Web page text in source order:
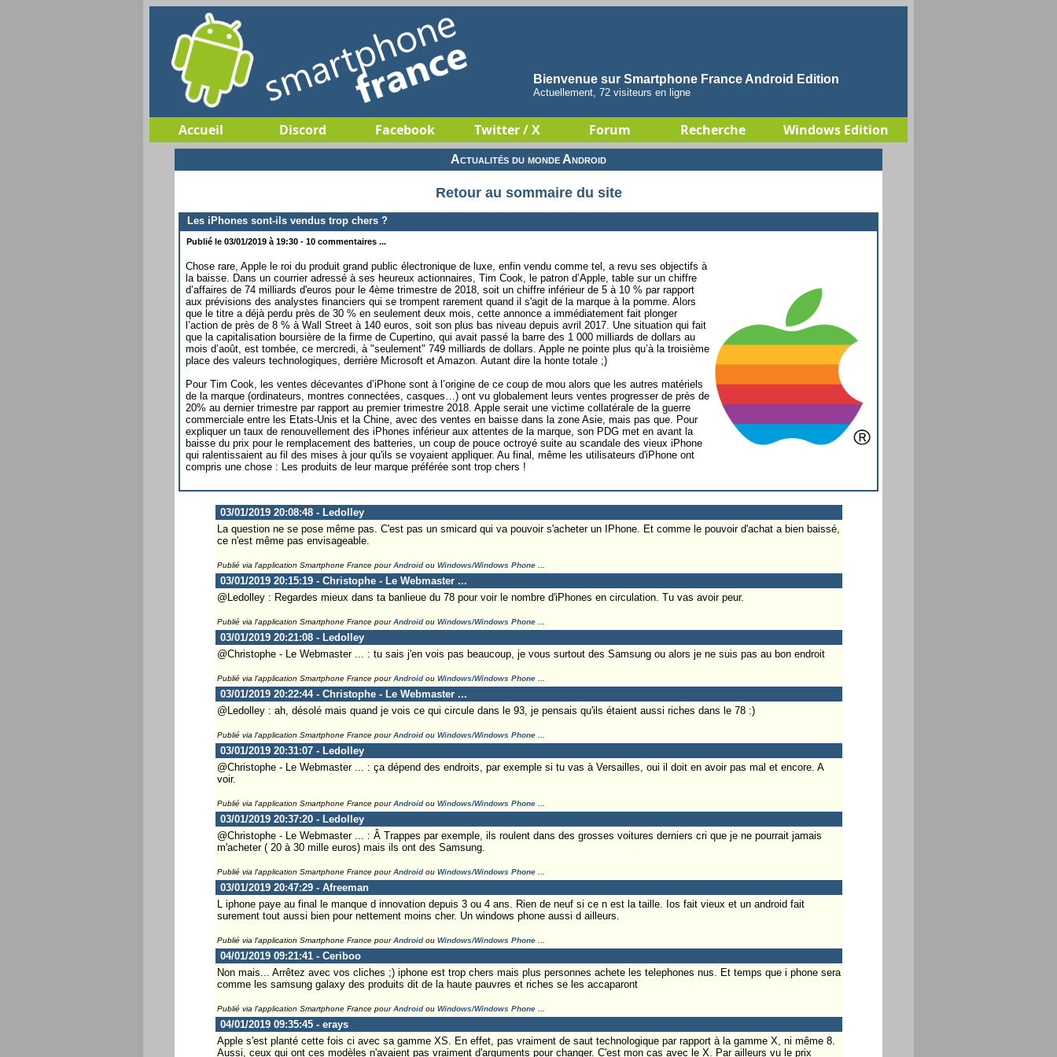
Bienvenue sur Smartphone France Android Edition
Actuellement, 72 visiteurs en ligne
Accueil Discord Facebook Twitter / X Forum Recherche Windows Edition
Actualités du monde Android
Retour au sommaire du site
Les iPhones sont-ils vendus trop chers ?
Publié le 03/01/2019 à 19:30 - 10 commentaires ...
Chose rare, Apple le roi du produit grand public électronique de luxe, enfin vendu comme tel, a revu ses objectifs à
la baisse. Dans un courrier adressé à ses heureux actionnaires, Tim Cook, le patron d’Apple, table sur un chiffre
d’affaires de 74 milliards d'euros pour le 4ème trimestre de 2018, soit un chiffre inférieur de 5 à 10 % par rapport
aux prévisions des analystes financiers qui se trompent rarement quand il s'agit de la marque à la pomme. Alors
que le titre a déjà perdu près de 30 % en seulement deux mois, cette annonce a immédiatement fait plonger
l’action de près de 8 % à Wall Street à 140 euros, soit son plus bas niveau depuis avril 2017. Une situation qui fait
que la capitalisation boursière de la firme de Cupertino, qui avait passé la barre des 1 000 milliards de dollars au
mois d’août, est tombée, ce mercredi, à "seulement" 749 milliards de dollars. Apple ne pointe plus qu’à la troisième
place des valeurs technologiques, derrière Microsoft et Amazon. Autant dire la honte totale ;)
Pour Tim Cook, les ventes décevantes d’iPhone sont à l’origine de ce coup de mou alors que les autres matériels
de la marque (ordinateurs, montres connectées, casques…) ont vu globalement leurs ventes progresser de près de
20% au dernier trimestre par rapport au premier trimestre 2018. Apple serait une victime collatérale de la guerre
commerciale entre les Etats-Unis et la Chine, avec des ventes en baisse dans la zone Asie, mais pas que. Pour
expliquer un taux de renouvellement des iPhones inférieur aux attentes de la marque, son PDG met en avant la
baisse du prix pour le remplacement des batteries, un coup de pouce octroyé suite au scandale des vieux iPhone
qui ralentissaient au fil des mises à jour qu'ils se voyaient appliquer. Au final, même les utilisateurs d'iPhone ont
compris une chose : Les produits de leur marque préférée sont trop chers !
03/01/2019 20:08:48 - Ledolley
La question ne se pose même pas. C'est pas un smicard qui va pouvoir s'acheter un IPhone. Et comme le pouvoir d'achat a bien baissé,
ce n'est même pas envisageable.
Publié via l'application Smartphone France pourAndroidou Windows/Windows Phone...
03/01/2019 20:15:19 - Christophe - Le Webmaster ...
@Ledolley : Regardes mieux dans ta banlieue du 78 pour voir le nombre d'iPhones en circulation. Tu vas avoir peur.
Publié via l'application Smartphone France pourAndroidou Windows/Windows Phone...
03/01/2019 20:21:08 - Ledolley
@Christophe - Le Webmaster ... : tu sais j'en vois pas beaucoup, je vous surtout des Samsung ou alors je ne suis pas au bon endroit
Publié via l'application Smartphone France pourAndroidou Windows/Windows Phone...
03/01/2019 20:22:44 - Christophe - Le Webmaster ...
@Ledolley : ah, désolé mais quand je vois ce qui circule dans le 93, je pensais qu'ils étaient aussi riches dans le 78 :)
Publié via l'application Smartphone France pourAndroidou Windows/Windows Phone...
03/01/2019 20:31:07 - Ledolley
@Christophe - Le Webmaster ... : ça dépend des endroits, par exemple si tu vas à Versailles, oui il doit en avoir pas mal et encore. A
voir.
Publié via l'application Smartphone France pourAndroidou Windows/Windows Phone...
03/01/2019 20:37:20 - Ledolley
@Christophe - Le Webmaster ... : Â Trappes par exemple, ils roulent dans des grosses voitures derniers cri que je ne pourrait jamais
m'acheter ( 20 à 30 mille euros) mais ils ont des Samsung.
Publié via l'application Smartphone France pourAndroidou Windows/Windows Phone...
03/01/2019 20:47:29 - Afreeman
L iphone paye au final le manque d innovation depuis 3 ou 4 ans. Rien de neuf si ce n est la taille. Ios fait vieux et un android fait
surement tout aussi bien pour nettement moins cher. Un windows phone aussi d ailleurs.
Publié via l'application Smartphone France pourAndroidou Windows/Windows Phone...
04/01/2019 09:21:41 - Ceriboo
Non mais... Arrêtez avec vos cliches ;) iphone est trop chers mais plus personnes achete les telephones nus. Et temps que i phone sera
comme les samsung galaxy des produits dit de la haute pauvres et riches se les accaparont
Publié via l'application Smartphone France pourAndroidou Windows/Windows Phone...
04/01/2019 09:35:45 - erays
Apple s'est planté cette fois ci avec sa gamme XS. En effet, pas vraiment de saut technologique par rapport à la gamme X, ni même 8.
Aussi, ceux qui ont ces modèles n'avaient pas vraiment d'arguments pour changer. C'est mon cas avec le X. Par ailleurs vu le prix